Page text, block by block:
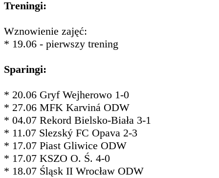
Treningi:
Wznowienie zajęć:
* 19.06 - pierwszy trening
Sparingi:
* 20.06 Gryf Wejherowo 1-0
* 27.06 MFK Karviná ODW
* 04.07 Rekord Bielsko-Biała 3-1
* 11.07 Slezský FC Opava 2-3
* 17.07 Piast Gliwice ODW
* 17.07 KSZO O. Ś. 4-0
* 18.07 Śląsk II Wrocław ODW